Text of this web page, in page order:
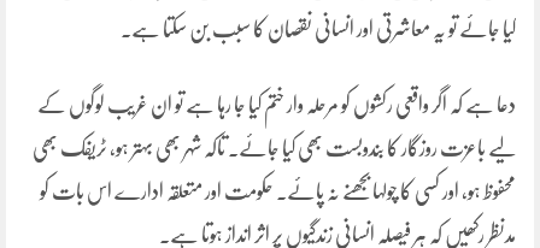
کیا جائے تو یہ معاشرتی اور انسانی نقصان کا سبب بن سکتا ہے۔
دعا ہے کہ اگر واقعی رکشوں کو مرحلہ وار ختم کیا جا رہا ہے تو ان غریب لوگوں کے
لیے باعزت روزگار کا بندوبست بھی کیا جائے۔ تاکہ شہر بھی بہتر ہو، ٹریفک بھی
محفوظ ہو، اور کسی کا چولہا بجھنے نہ پائے۔ حکومت اور متعلقہ ادارے اس بات کو
مدنظر رکھیں کہ ہر فیصلہ انسانی زندگیوں پر اثر انداز ہوتا ہے۔